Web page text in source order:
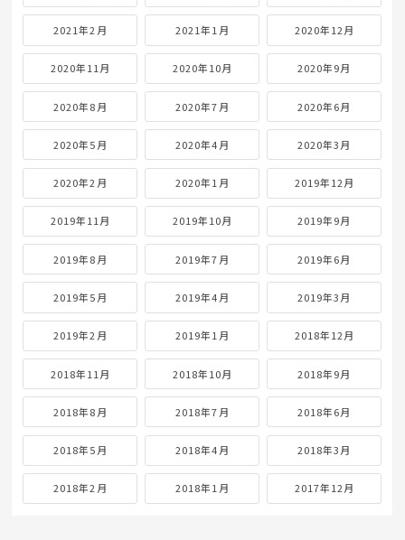
2021年2月 2021年1月 2020年12月
2020年11月 2020年10月 2020年9月
2020年8月 2020年7月 2020年6月
2020年5月 2020年4月 2020年3月
2020年2月 2020年1月 2019年12月
2019年11月 2019年10月 2019年9月
2019年8月 2019年7月 2019年6月
2019年5月 2019年4月 2019年3月
2019年2月 2019年1月 2018年12月
2018年11月 2018年10月 2018年9月
2018年8月 2018年7月 2018年6月
2018年5月 2018年4月 2018年3月
2018年2月 2018年1月 2017年12月